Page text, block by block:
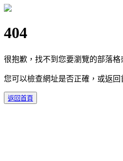
404
很抱歉，找不到您要瀏覽的部落格
您可以檢查網址是否正確，或返回
返回首頁